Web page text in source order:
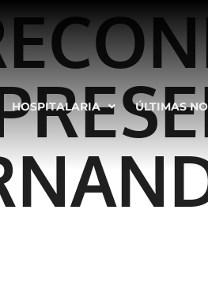
HOSPITALARIA ÚLTIMAS